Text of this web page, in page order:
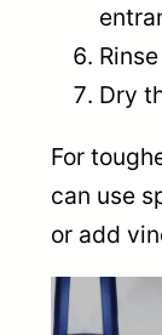
Dry
For
can use
or add